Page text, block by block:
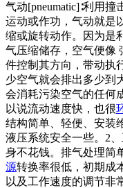
气动[pneumatic]∶利用
运动或作功，气动就是
缩或旋转动作。因为是
气压缩储存，空气便像
件控制其方向，带动执
少空气就会排出多少到
会消耗污染空气的任何
以说流动速度快，也很
结构简单、轻便、安装
液压系统安全一些。2
身不花钱。排气处理简
源转换率很低，初期成
以及工作速度的调节非